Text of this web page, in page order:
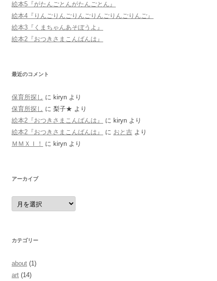
絵本5『がたんごとんがたんごとん』
絵本4『りんごりんごりんごりんごりんごりんご』
絵本3『くまちゃんあそぼうよ』
絵本2『おつきさまこんばんは』
最近のコメント
保育所探し に kiryn より
保育所探し に 梨子★ より
絵本2『おつきさまこんばんは』
に kiryn より
絵本2『おつきさまこんばんは』
に おと吉 より
ＭＭＸＩ！
に kiryn より
アーカイブ
ア
ー
カ
カテゴリー
about (1)
art (14)